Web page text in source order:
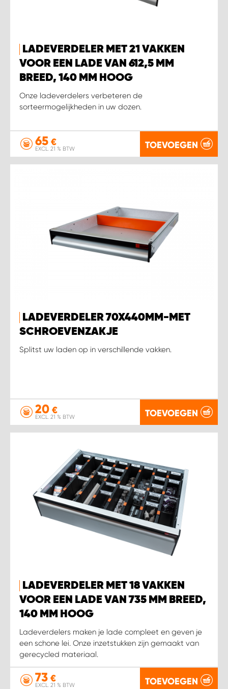
LADEVERDELER MET 21 VAKKEN
VOOR EEN LADE VAN 612,5 MM
BREED, 140 MM HOOG
Onze ladeverdelers verbeteren de
sorteermogelijkheden in uw dozen.
65 €
EXCL. 21 % BTW TOEVOEGEN
LADEVERDELER 70X440MM-MET
SCHROEVENZAKJE
Splitst uw laden op in verschillende vakken.
20 €
EXCL. 21 % BTW TOEVOEGEN
LADEVERDELER MET 18 VAKKEN
VOOR EEN LADE VAN 735 MM BREED,
140 MM HOOG
Ladeverdelers maken je lade compleet en geven je
een schone lei. Onze inzetstukken zijn gemaakt van
gerecycled materiaal.
73 €
EXCL. 21 % BTW TOEVOEGEN